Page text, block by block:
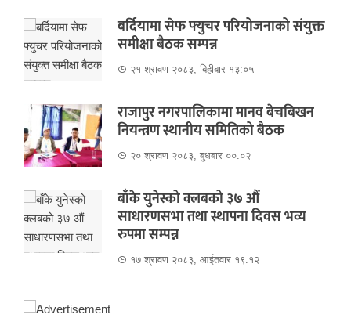
बर्दियामा सेफ फ्युचर परियोजनाको संयुक्त
समीक्षा बैठक सम्पन्न
२१ श्रावण २०८३, बिहीबार १३:०५
राजापुर नगरपालिकामा मानव बेचबिखन
नियन्त्रण स्थानीय समितिको बैठक
२० श्रावण २०८३, बुधबार ००:०२
बाँके युनेस्को क्लबको ३७ औं
साधारणसभा तथा स्थापना दिवस भव्य
रुपमा सम्पन्न
१७ श्रावण २०८३, आईतवार १९:१२